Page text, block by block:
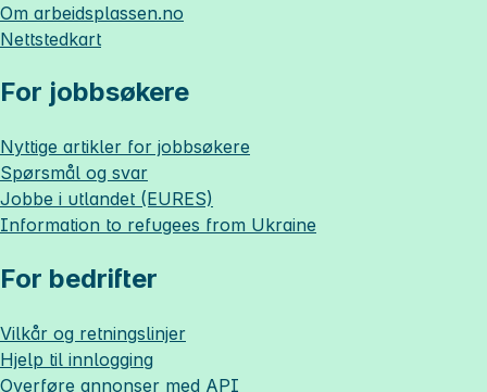
Om arbeidsplassen.no
Nettstedkart
For jobbsøkere
Nyttige artikler for jobbsøkere
Spørsmål og svar
Jobbe i utlandet (EURES)
Information to refugees from Ukraine
For bedrifter
Vilkår og retningslinjer
Hjelp til innlogging
Overføre annonser med API